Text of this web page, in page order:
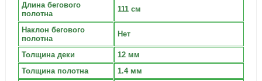
Длина бегового
полотна
111 см
Наклон бегового
полотна
Нет
Толщина деки
12 мм
Толщина полотна
1.4 мм